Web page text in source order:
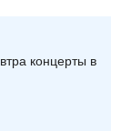
концерты в